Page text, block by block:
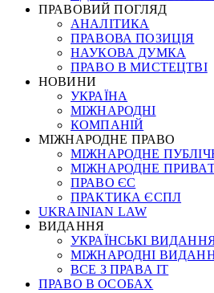
ПРАВОВИЙ ПОГЛЯД
АНАЛІТИКА
ПРАВОВА ПОЗИЦІЯ
НАУКОВА ДУМКА
ПРАВО В МИСТЕЦТВІ
НОВИНИ
УКРАЇНА
МІЖНАРОДНІ
КОМПАНІЙ
МІЖНАРОДНЕ ПРАВО
МІЖНАРОДНЕ
МІЖНАРОДНЕ
ПРАВО ЄС
ПРАКТИКА ЄСПЛ
UKRAINIAN LAW
ВИДАННЯ
УКРАЇНСЬКІ
МІЖНАРОДНІ
ВСЕ З ПРАВА ІТ
ПРАВО В ОСОБАХ